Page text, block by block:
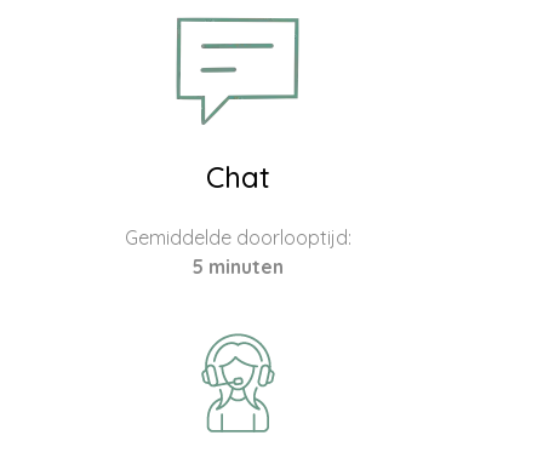
Chat
Gemiddelde doorlooptijd:
5 minuten